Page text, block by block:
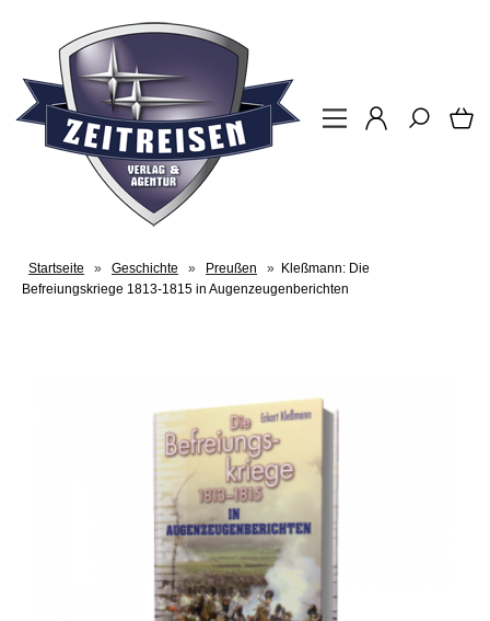
Startseite » Geschichte » Preußen » Kleßmann: Die
Befreiungskriege 1813-1815 in Augenzeugenberichten